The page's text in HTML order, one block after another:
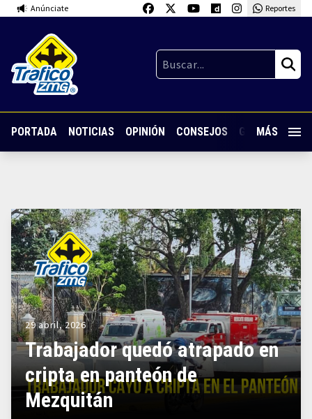
Anúnciate Reportes
PORTADA NOTICIAS OPINIÓN CONSEJOS GUARDIA
MÁS
29 abril, 2026
Trabajador quedó atrapado en
cripta en panteón de
Mezquitán